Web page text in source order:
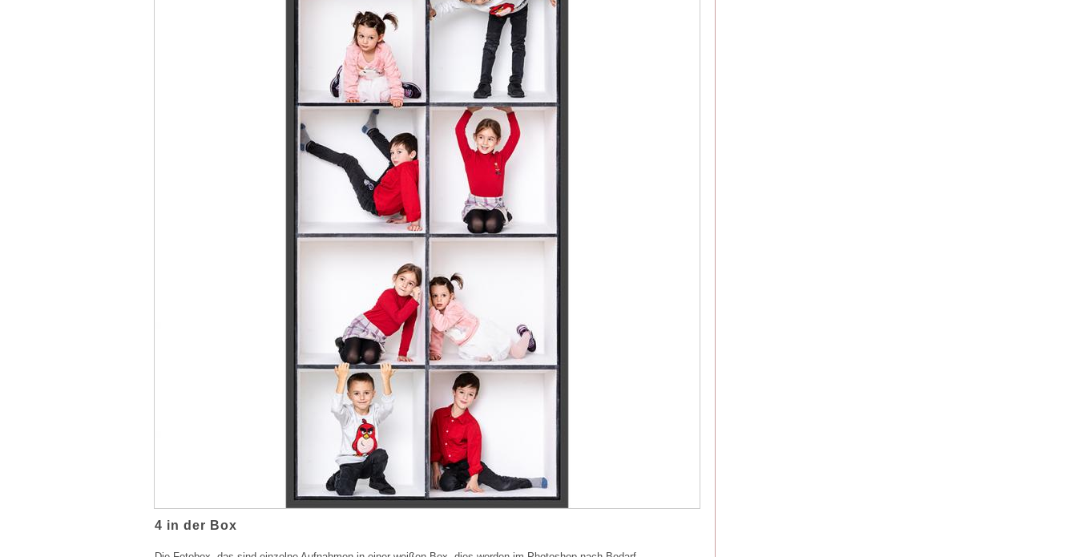
4 in der Box